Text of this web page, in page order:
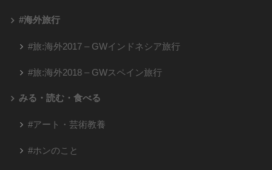
#海外旅行
#旅:海外2017 – GWインドネシア旅行
#旅:海外2018 – GWスペイン旅行
みる・読む・食べる
#アート・芸術教養
#ホンのこと